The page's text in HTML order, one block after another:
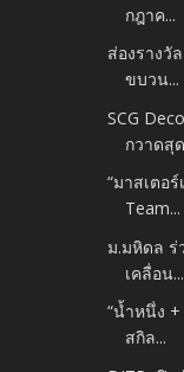
กฎาค...
ส่องรางวั
ขบวน...
SCG
กวาดสุ
“มาสเตอ
Team...
ม.มหิดล ร่
เคลื่อน...
“น้ำหนึ่ง +
สกิล...